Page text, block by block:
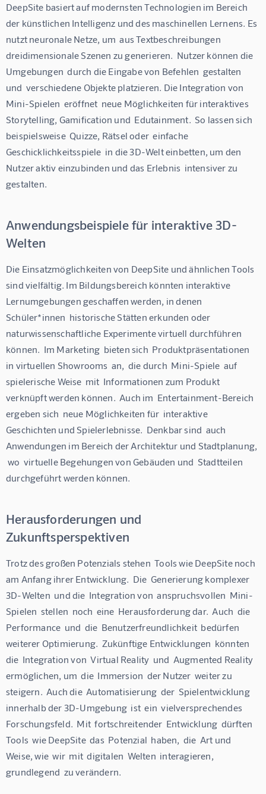
DeepSite basiert auf modernsten Technologien im Bereich
der künstlichen Intelligenz und des maschinellen Lernens. Es
nutzt neuronale Netze, um  aus Textbeschreibungen
dreidimensionale Szenen zu generieren.  Nutzer können die
Umgebungen  durch die Eingabe von Befehlen  gestalten
und  verschiedene Objekte platzieren. Die Integration von
Mini-Spielen  eröffnet  neue Möglichkeiten für interaktives
Storytelling, Gamification und  Edutainment.  So lassen sich
beispielsweise  Quizze, Rätsel oder  einfache
Geschicklichkeitsspiele  in die 3D-Welt einbetten, um den
Nutzer aktiv einzubinden und das Erlebnis  intensiver zu
gestalten.
Anwendungsbeispiele für interaktive 3D-
Welten
Die Einsatzmöglichkeiten von DeepSite und ähnlichen Tools
sind vielfältig. Im Bildungsbereich könnten interaktive
Lernumgebungen geschaffen werden, in denen
Schüler*innen  historische Stätten erkunden oder
naturwissenschaftliche Experimente virtuell durchführen
können.  Im Marketing  bieten sich  Produktpräsentationen
in virtuellen Showrooms  an,  die durch  Mini-Spiele  auf
spielerische Weise  mit  Informationen zum Produkt
verknüpft werden können.  Auch im  Entertainment-Bereich
ergeben sich  neue Möglichkeiten für  interaktive
Geschichten und Spielerlebnisse.  Denkbar sind  auch
Anwendungen im Bereich der Architektur und Stadtplanung,
wo  virtuelle Begehungen von Gebäuden und  Stadtteilen
durchgeführt werden können.
Herausforderungen und
Zukunftsperspektiven
Trotz des großen Potenzials stehen  Tools wie DeepSite noch
am Anfang ihrer Entwicklung.  Die  Generierung komplexer
3D-Welten  und die  Integration von  anspruchsvollen  Mini-
Spielen  stellen  noch  eine  Herausforderung dar.  Auch  die
Performance  und  die  Benutzerfreundlichkeit  bedürfen
weiterer Optimierung.  Zukünftige Entwicklungen  könnten
die  Integration von  Virtual Reality  und  Augmented Reality
ermöglichen, um  die  Immersion  der Nutzer  weiter zu
steigern.  Auch die  Automatisierung  der  Spielentwicklung
innerhalb der 3D-Umgebung  ist  ein  vielversprechendes
Forschungsfeld.  Mit  fortschreitender  Entwicklung  dürften
Tools  wie DeepSite  das  Potenzial  haben,  die  Art und
Weise, wie  wir  mit  digitalen  Welten  interagieren,
grundlegend  zu verändern.